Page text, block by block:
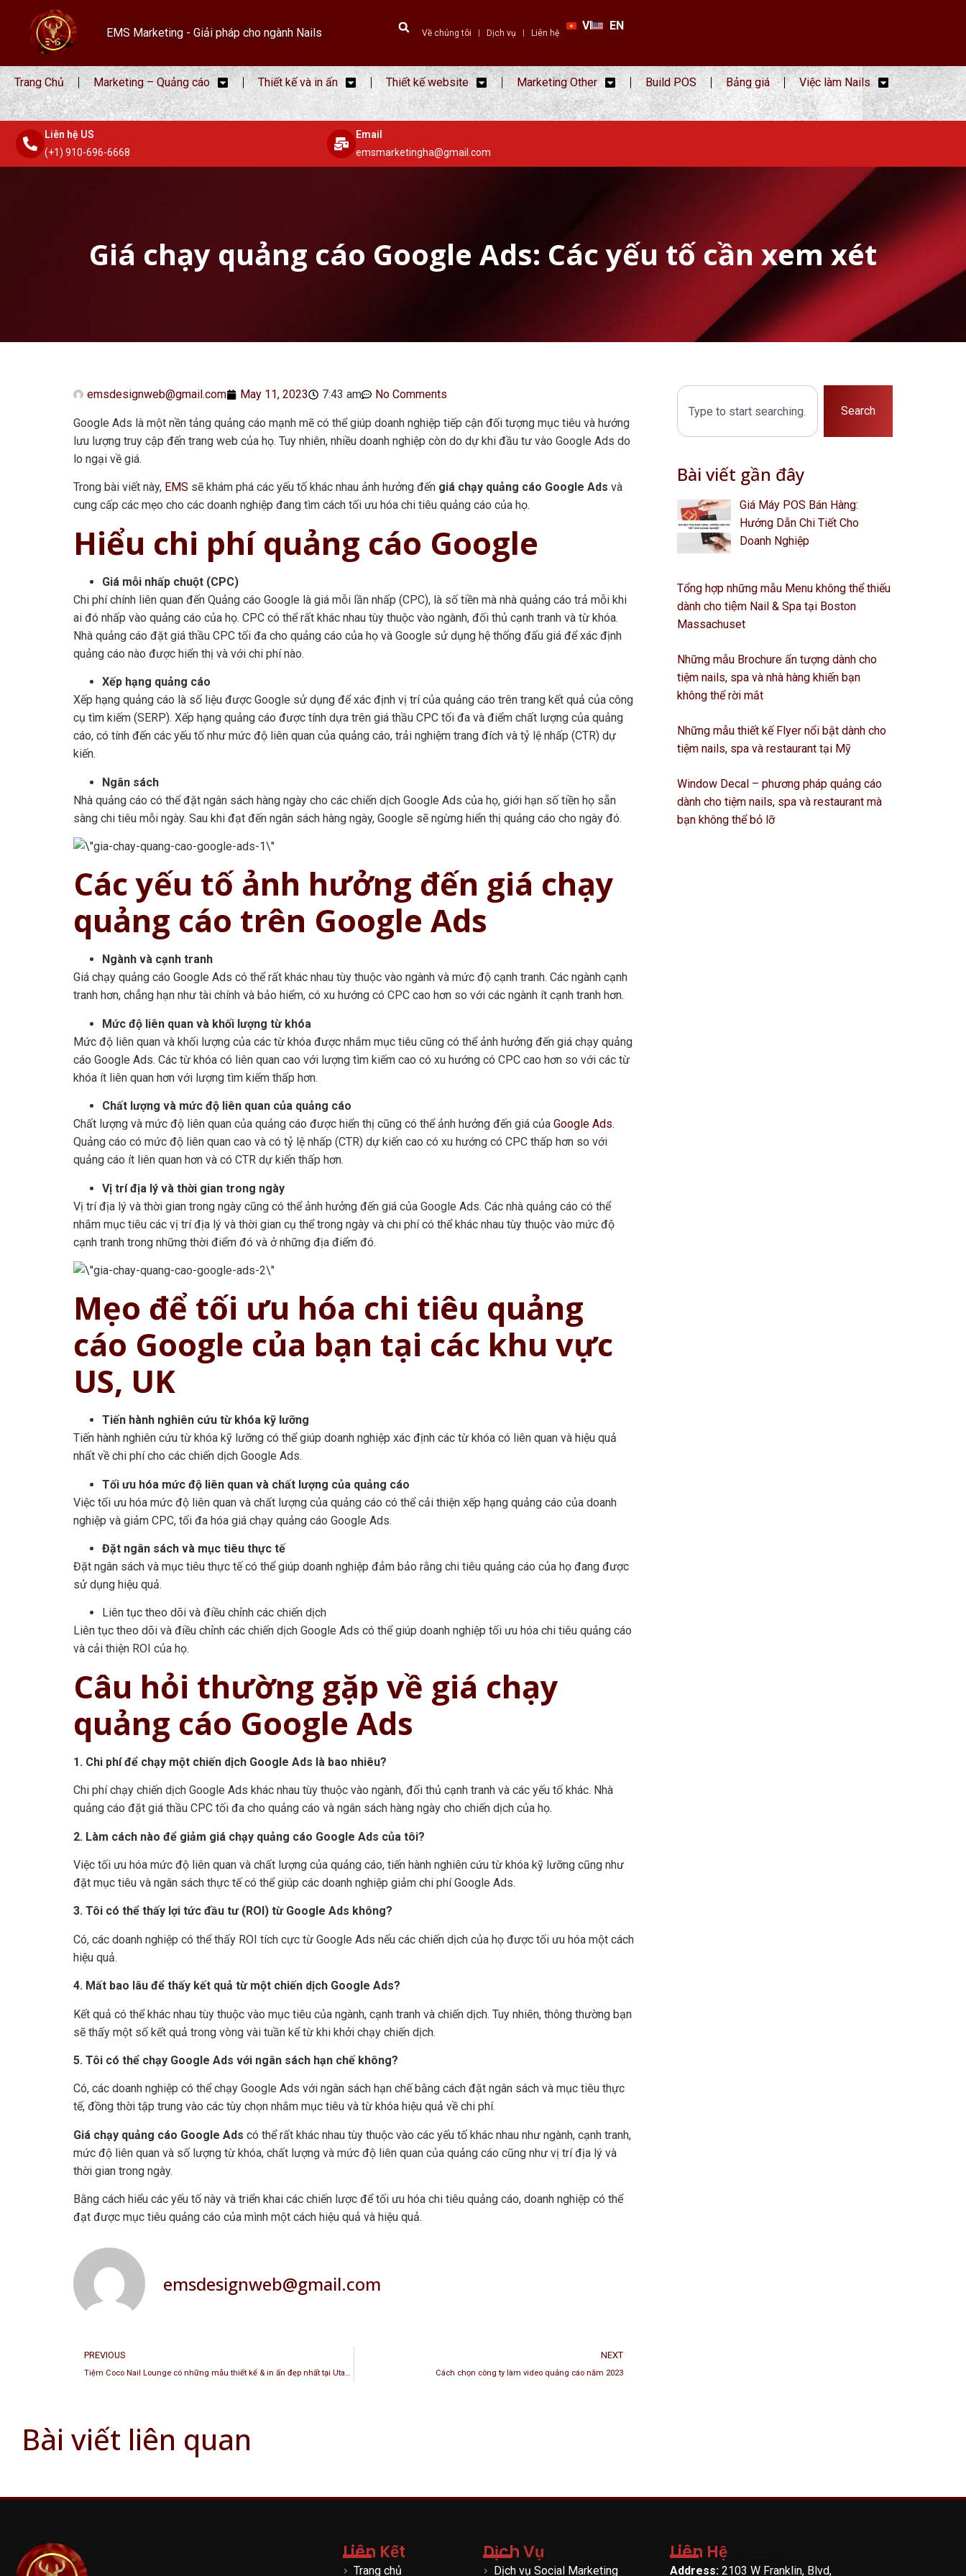
EMS Marketing - Giải pháp cho ngành Nails Về chúng tôi Dịch vụ Liên hệ
VI EN
Trang Chủ Marketing – Quảng cáo Thiết kế và in ấn Thiết kế website Marketing Other Build POS Bảng giá Việc làm Nails
Liên hệ US
(+1) 910-696-6668
Email
emsmarketingha@gmail.com
Giá chạy quảng cáo Google Ads: Các yếu tố cần xem xét
emsdesignweb@gmail.com May 11, 2023 7:43 am No Comments
Google Ads là một nền tảng quảng cáo mạnh mẽ có thể giúp doanh nghiệp tiếp cận đối tượng mục tiêu và hướng
lưu lượng truy cập đến trang web của họ. Tuy nhiên, nhiều doanh nghiệp còn do dự khi đầu tư vào Google Ads do
lo ngại về giá.
Trong bài viết này, EMS sẽ khám phá các yếu tố khác nhau ảnh hưởng đến giá chạy quảng cáo Google Ads và
cung cấp các mẹo cho các doanh nghiệp đang tìm cách tối ưu hóa chi tiêu quảng cáo của họ.
Hiểu chi phí quảng cáo Google
Giá mỗi nhấp chuột (CPC)
Chi phí chính liên quan đến Quảng cáo Google là giá mỗi lần nhấp (CPC), là số tiền mà nhà quảng cáo trả mỗi khi
ai đó nhấp vào quảng cáo của họ. CPC có thể rất khác nhau tùy thuộc vào ngành, đối thủ cạnh tranh và từ khóa.
Nhà quảng cáo đặt giá thầu CPC tối đa cho quảng cáo của họ và Google sử dụng hệ thống đấu giá để xác định
quảng cáo nào được hiển thị và với chi phí nào.
Xếp hạng quảng cáo
Xếp hạng quảng cáo là số liệu được Google sử dụng để xác định vị trí của quảng cáo trên trang kết quả của công
cụ tìm kiếm (SERP). Xếp hạng quảng cáo được tính dựa trên giá thầu CPC tối đa và điểm chất lượng của quảng
cáo, có tính đến các yếu tố như mức độ liên quan của quảng cáo, trải nghiệm trang đích và tỷ lệ nhấp (CTR) dự
kiến.
Ngân sách
Nhà quảng cáo có thể đặt ngân sách hàng ngày cho các chiến dịch Google Ads của họ, giới hạn số tiền họ sẵn
sàng chi tiêu mỗi ngày. Sau khi đạt đến ngân sách hàng ngày, Google sẽ ngừng hiển thị quảng cáo cho ngày đó.
Các yếu tố ảnh hưởng đến giá chạy
quảng cáo trên Google Ads
Ngành và cạnh tranh
Giá chạy quảng cáo Google Ads có thể rất khác nhau tùy thuộc vào ngành và mức độ cạnh tranh. Các ngành cạnh
tranh hơn, chẳng hạn như tài chính và bảo hiểm, có xu hướng có CPC cao hơn so với các ngành ít cạnh tranh hơn.
Mức độ liên quan và khối lượng từ khóa
Mức độ liên quan và khối lượng của các từ khóa được nhắm mục tiêu cũng có thể ảnh hưởng đến giá chạy quảng
cáo Google Ads. Các từ khóa có liên quan cao với lượng tìm kiếm cao có xu hướng có CPC cao hơn so với các từ
khóa ít liên quan hơn với lượng tìm kiếm thấp hơn.
Chất lượng và mức độ liên quan của quảng cáo
Chất lượng và mức độ liên quan của quảng cáo được hiển thị cũng có thể ảnh hưởng đến giá của Google Ads.
Quảng cáo có mức độ liên quan cao và có tỷ lệ nhấp (CTR) dự kiến cao có xu hướng có CPC thấp hơn so với
quảng cáo ít liên quan hơn và có CTR dự kiến thấp hơn.
Vị trí địa lý và thời gian trong ngày
Vị trí địa lý và thời gian trong ngày cũng có thể ảnh hưởng đến giá của Google Ads. Các nhà quảng cáo có thể
nhắm mục tiêu các vị trí địa lý và thời gian cụ thể trong ngày và chi phí có thể khác nhau tùy thuộc vào mức độ
cạnh tranh trong những thời điểm đó và ở những địa điểm đó.
Mẹo để tối ưu hóa chi tiêu quảng
cáo Google của bạn tại các khu vực
US, UK
Tiến hành nghiên cứu từ khóa kỹ lưỡng
Tiến hành nghiên cứu từ khóa kỹ lưỡng có thể giúp doanh nghiệp xác định các từ khóa có liên quan và hiệu quả
nhất về chi phí cho các chiến dịch Google Ads.
Tối ưu hóa mức độ liên quan và chất lượng của quảng cáo
Việc tối ưu hóa mức độ liên quan và chất lượng của quảng cáo có thể cải thiện xếp hạng quảng cáo của doanh
nghiệp và giảm CPC, tối đa hóa giá chạy quảng cáo Google Ads.
Đặt ngân sách và mục tiêu thực tế
Đặt ngân sách và mục tiêu thực tế có thể giúp doanh nghiệp đảm bảo rằng chi tiêu quảng cáo của họ đang được
sử dụng hiệu quả.
Liên tục theo dõi và điều chỉnh các chiến dịch
Liên tục theo dõi và điều chỉnh các chiến dịch Google Ads có thể giúp doanh nghiệp tối ưu hóa chi tiêu quảng cáo
và cải thiện ROI của họ.
Câu hỏi thường gặp về giá chạy
quảng cáo Google Ads
1. Chi phí để chạy một chiến dịch Google Ads là bao nhiêu?
Chi phí chạy chiến dịch Google Ads khác nhau tùy thuộc vào ngành, đối thủ cạnh tranh và các yếu tố khác. Nhà
quảng cáo đặt giá thầu CPC tối đa cho quảng cáo và ngân sách hàng ngày cho chiến dịch của họ.
2. Làm cách nào để giảm giá chạy quảng cáo Google Ads của tôi?
Việc tối ưu hóa mức độ liên quan và chất lượng của quảng cáo, tiến hành nghiên cứu từ khóa kỹ lưỡng cũng như
đặt mục tiêu và ngân sách thực tế có thể giúp các doanh nghiệp giảm chi phí Google Ads.
3. Tôi có thể thấy lợi tức đầu tư (ROI) từ Google Ads không?
Có, các doanh nghiệp có thể thấy ROI tích cực từ Google Ads nếu các chiến dịch của họ được tối ưu hóa một cách
hiệu quả.
4. Mất bao lâu để thấy kết quả từ một chiến dịch Google Ads?
Kết quả có thể khác nhau tùy thuộc vào mục tiêu của ngành, cạnh tranh và chiến dịch. Tuy nhiên, thông thường bạn
sẽ thấy một số kết quả trong vòng vài tuần kể từ khi khởi chạy chiến dịch.
5. Tôi có thể chạy Google Ads với ngân sách hạn chế không?
Có, các doanh nghiệp có thể chạy Google Ads với ngân sách hạn chế bằng cách đặt ngân sách và mục tiêu thực
tế, đồng thời tập trung vào các tùy chọn nhắm mục tiêu và từ khóa hiệu quả về chi phí.
Giá chạy quảng cáo Google Ads có thể rất khác nhau tùy thuộc vào các yếu tố khác nhau như ngành, cạnh tranh,
mức độ liên quan và số lượng từ khóa, chất lượng và mức độ liên quan của quảng cáo cũng như vị trí địa lý và
thời gian trong ngày.
Bằng cách hiểu các yếu tố này và triển khai các chiến lược để tối ưu hóa chi tiêu quảng cáo, doanh nghiệp có thể
đạt được mục tiêu quảng cáo của mình một cách hiệu quả và hiệu quả.
emsdesignweb@gmail.com
PREVIOUS
Tiệm Coco Nail Lounge có những mẫu thiết kế & in ấn đẹp nhất tại Utah, USA
NEXT
Cách chọn công ty làm video quảng cáo năm 2023
Search
Bài viết gần đây
Giá Máy POS Bán Hàng:
Hướng Dẫn Chi Tiết Cho
Doanh Nghiệp
Tổng hợp những mẫu Menu không thể thiếu
dành cho tiệm Nail & Spa tại Boston
Massachuset
Những mẫu Brochure ấn tượng dành cho
tiệm nails, spa và nhà hàng khiến bạn
không thể rời mắt
Những mẫu thiết kế Flyer nổi bật dành cho
tiệm nails, spa và restaurant tại Mỹ
Window Decal – phương pháp quảng cáo
dành cho tiệm nails, spa và restaurant mà
bạn không thể bỏ lỡ
Bài viết liên quan
Liên Kết
Trang chủ
Dịch Vụ
Dịch vụ Social Marketing
Liên Hệ
Address: 2103 W Franklin, Blvd,